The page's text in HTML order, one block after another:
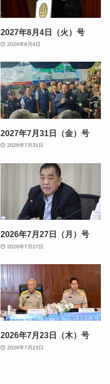
2027年8月4日（火）号
2026年8月4日
2027年7月31日（金）号
2026年7月31日
2026年7月27日（月）号
2026年7月27日
2026年7月23日（木）号
2026年7月23日